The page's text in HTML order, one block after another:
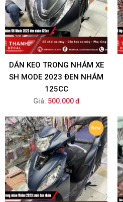
DÁN KEO TRONG NHÁM XE
SH MODE 2023 ĐEN NHÁM
125CC
Giá: 500.000 đ